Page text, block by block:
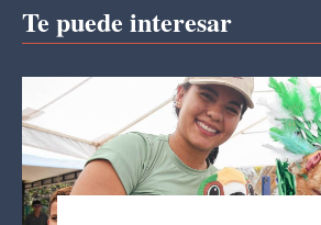
Te puede interesar